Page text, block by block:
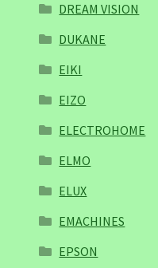
DREAM VISION
DUKANE
EIKI
EIZO
ELECTROHOME
ELMO
ELUX
EMACHINES
EPSON